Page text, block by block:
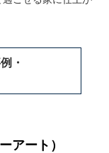
・
アート）